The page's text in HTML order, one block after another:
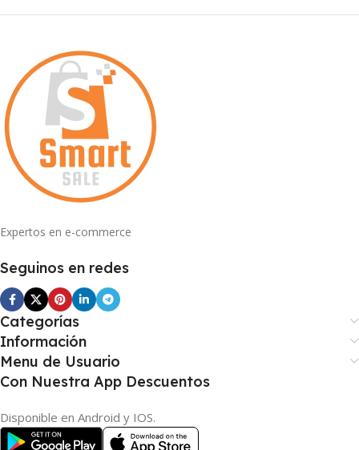
Expertos en e-commerce
Seguinos en redes
Categorías
Información
Menu de Usuario
Con Nuestra App Descuentos
Disponible en Android y IOS.